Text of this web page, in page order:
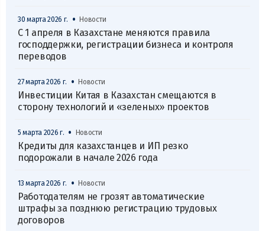
30 марта 2026 г. • Новости
С 1 апреля в Казахстане меняются правила
господдержки, регистрации бизнеса и контроля
переводов
27 марта 2026 г. • Новости
Инвестиции Китая в Казахстан смещаются в
сторону технологий и «зеленых» проектов
5 марта 2026 г. • Новости
Кредиты для казахстанцев и ИП резко
подорожали в начале 2026 года
13 марта 2026 г. • Новости
Работодателям не грозят автоматические
штрафы за позднюю регистрацию трудовых
договоров